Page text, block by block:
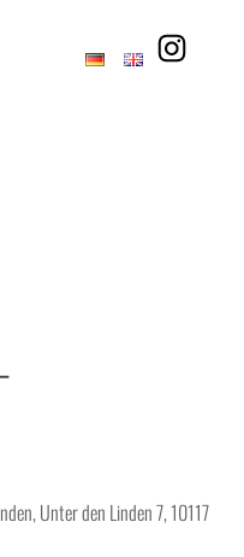
Unter den Linden 7, 10117